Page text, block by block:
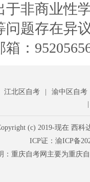
于非商业性
问题存在异
：
江北区自考
渝中区自考
(c) 2019-现在 西
ICP证： 渝ICP备
：重庆自考网主要为重庆